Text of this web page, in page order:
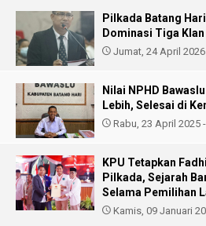
Pilkada Batang
Dominasi Tiga
Jumat, 24 April 2026
Nilai NPHD
Lebih, Selesai di
Rabu, 23 April 2025
KPU Tetapkan
Pilkada, Sejarah
Selama Pemilihan
Kamis, 09 Januari